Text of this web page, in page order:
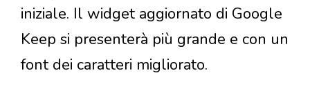
iniziale. Il widget aggiornato di Google
Keep si presenterà più grande e con un
font dei caratteri migliorato.